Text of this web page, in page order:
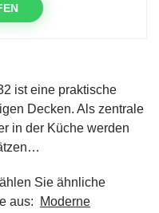
ist eine praktische
Decken. Als zentrale
in der Küche werden
Sie ähnliche
aus:
Moderne